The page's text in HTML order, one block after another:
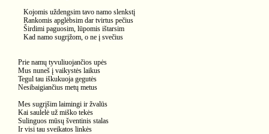
Kojomis uždengsim tavo namo slenkstį
Rankomis apglėbsim dar tvirtus pečius
Širdimi paguosim, lūpomis ištarsim
Kad namo sugrįžom, o ne į svečius
Prie namų tyvuliuojančios upės
Mus nuneš į vaikystės laikus
Tegul tau iškukuoja gegutės
Nesibaigiančius metų metus
Mes sugrįšim laimingi ir žvalūs
Kai saulelė už miško tekės
Sulinguos mūsų šventinis stalas
Ir visi tau sveikatos linkės